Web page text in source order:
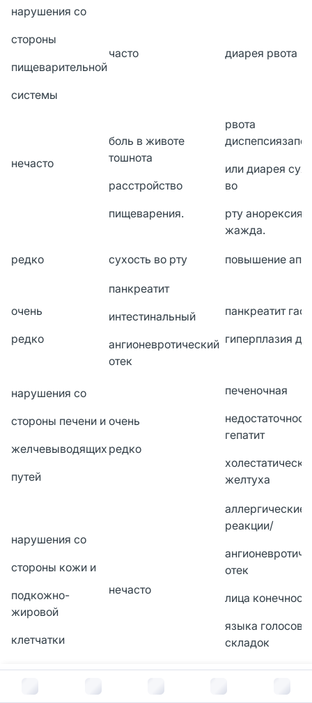
нарушения со
стороны
пищеварительной
системы
часто диарея рвота
нечасто
боль в животе
тошнота
расстройство
пищеварения.
рвота
или диарея
во
рту анорексия
жажда.
редко сухость во рту повышение
очень
редко
панкреатит
интестинальный
ангионевротический
отек
панкреатит
гиперплазия
нарушения со
стороны печени и
желчевыводящих
путей
очень
редко
печеночная
гепатит
желтуха
нарушения со
стороны кожи и
подкожно-
жировой
клетчатки
нечасто
аллергические
реакции/
отек
лица
языка
складок
и/или гортани
сыпь кожный